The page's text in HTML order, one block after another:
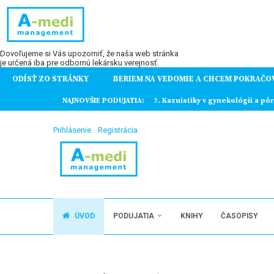
Dovoľujeme si Vás upozorniť, že naša web stránka
je určená iba pre odbornú lekársku verejnosť.
ODÍSŤ ZO STRÁNKY BERIEM NA VEDOMIE A CHCEM
NAJNOVŠIE PODUJATIA:
kongres 7. Kazuistiky v gynekológii a
Prihlásenie Registrácia
ÚVOD PODUJATIA KNIHY ČASOPISY